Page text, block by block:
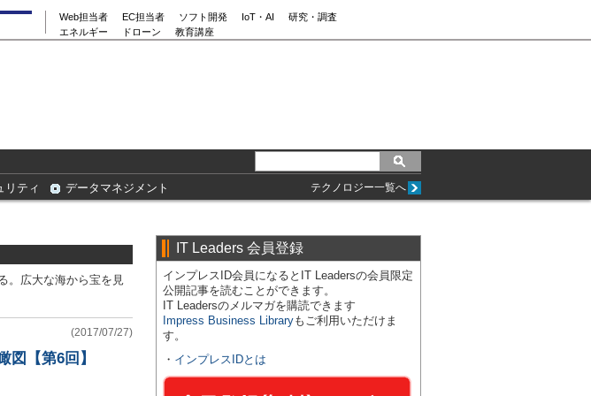
Web担当者 EC担当者 ソフト開発 IoT・AI
研究・調査
エネルギー
ドローン 教育講座
リティ データマネジメント テクノロジー一覧へ
。広大な海から宝を見
(2017/07/27)
図【第6回】
IT Leaders 会員登録
インプレスID会員になるとIT Leadersの会員限定
公開記事を読むことができます。
IT Leadersのメルマガを購読できます
Impress Business Libraryもご利用いただけま
す。
・ インプレスIDとは